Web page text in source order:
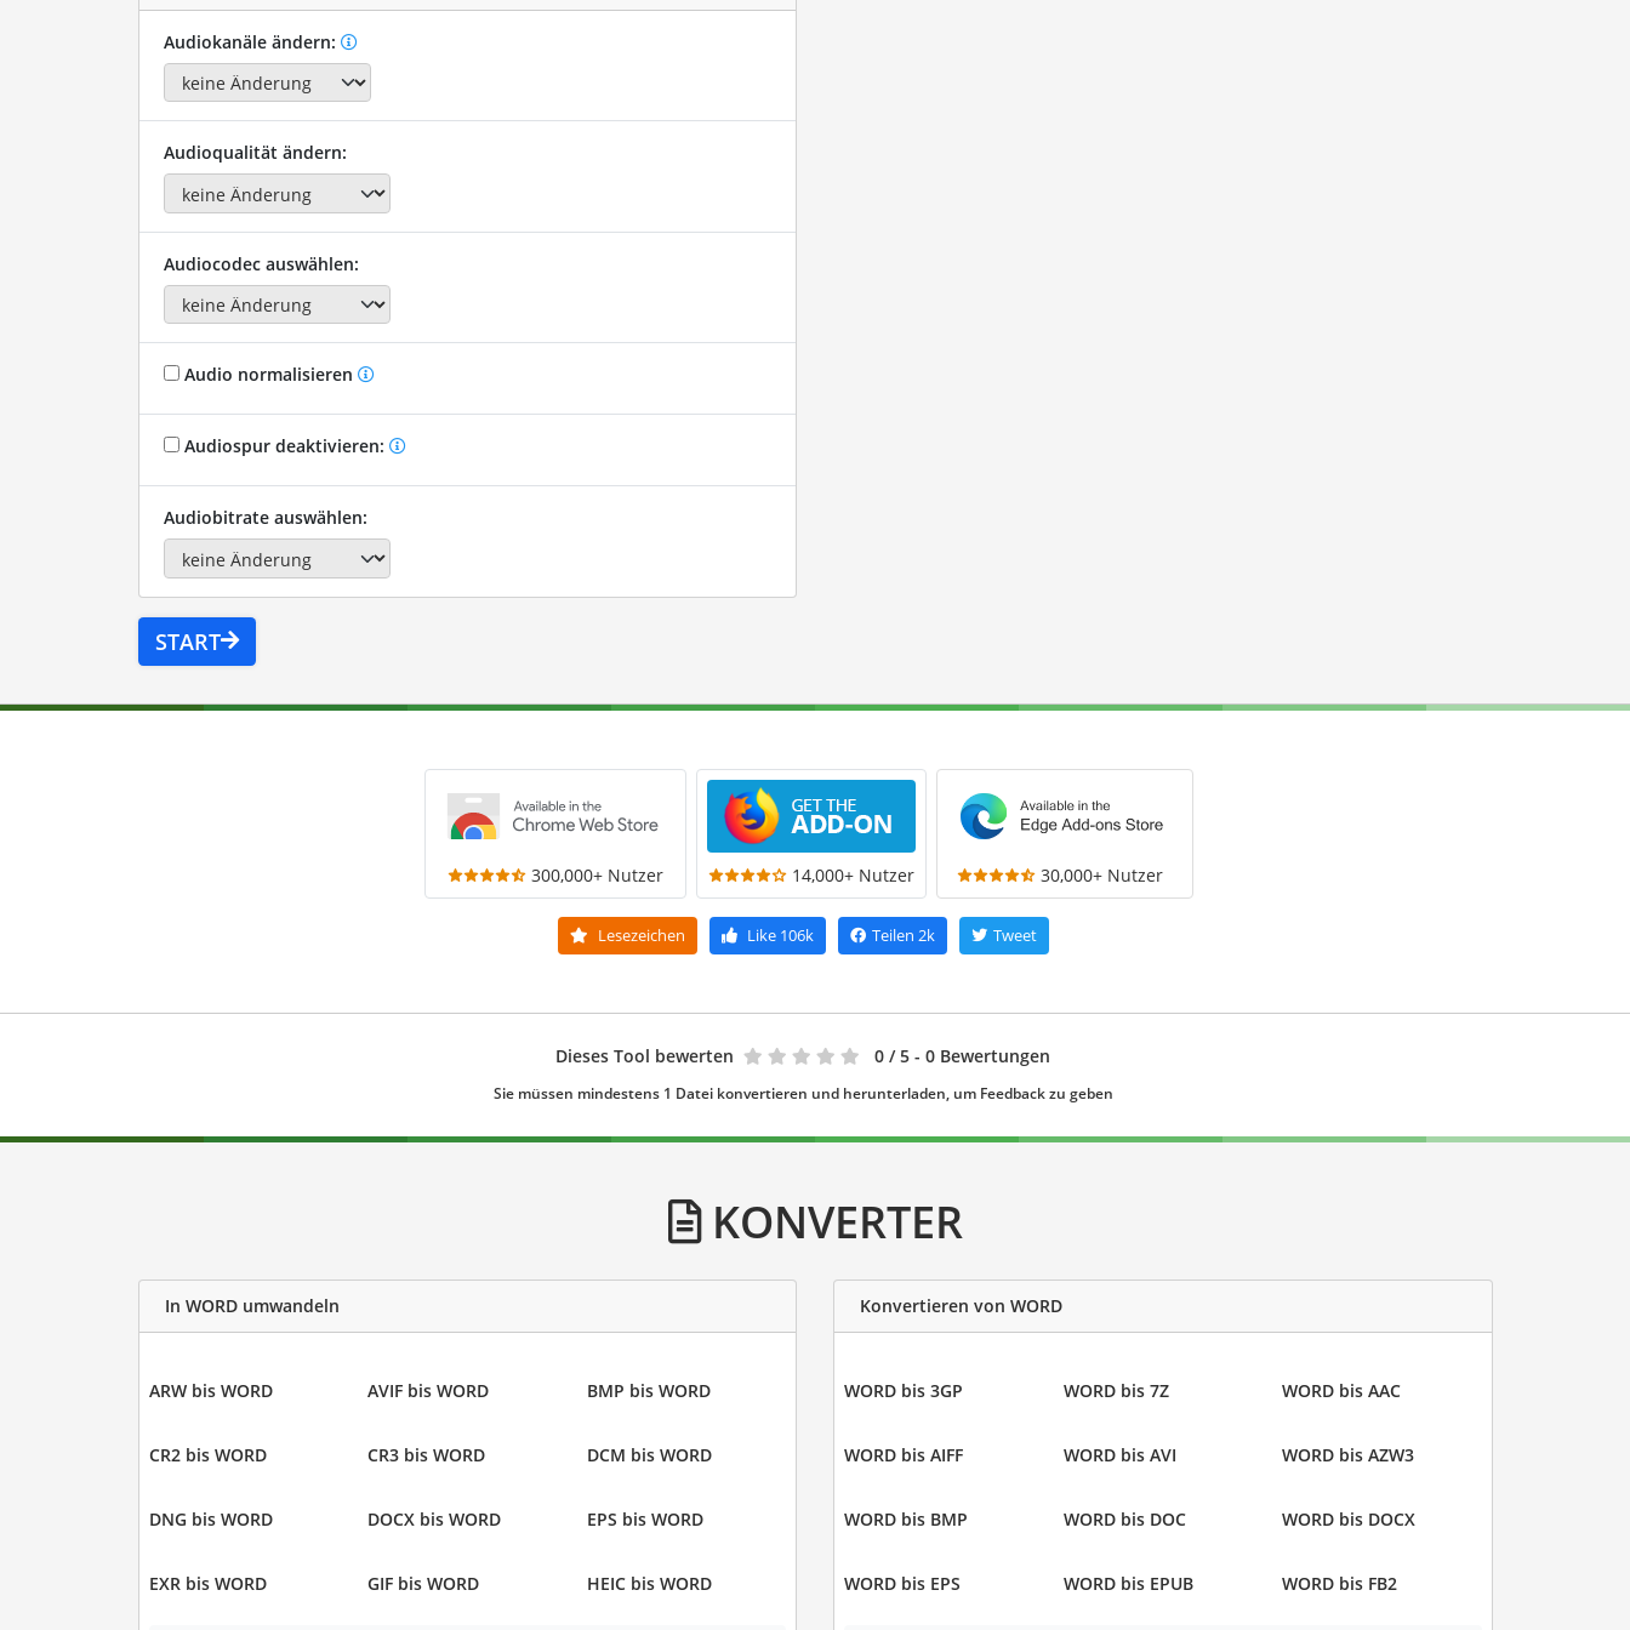
Audiokanäle ändern:
Audioqualität ändern:
Audiocodec auswählen:
Audio normalisieren
Audiospur deaktivieren:
Audiobitrate auswählen:
START
300,000+ Nutzer 14,000+ Nutzer 30,000+ Nutzer
Lesezeichen Like106k Teilen 2k Tweet
Dieses Tool bewerten 0 / 5 - 0 Bewertungen
Sie müssen mindestens 1 Datei konvertieren und herunterladen, um Feedback zu geben
KONVERTER
In WORD umwandeln
ARW bis WORD AVIF bis WORD BMP bis WORD
CR2 bis WORD CR3 bis WORD DCM bis WORD
DNG bis WORD DOCX bis WORD EPS bis WORD
EXR bis WORD GIF bis WORD HEIC bis WORD
Konvertieren von WORD
WORD bis 3GP WORD bis 7Z WORD bis AAC
WORD bis AIFF WORD bis AVI WORD bis AZW3
WORD bis BMP WORD bis DOC WORD bis DOCX
WORD bis EPS WORD bis EPUB WORD bis FB2